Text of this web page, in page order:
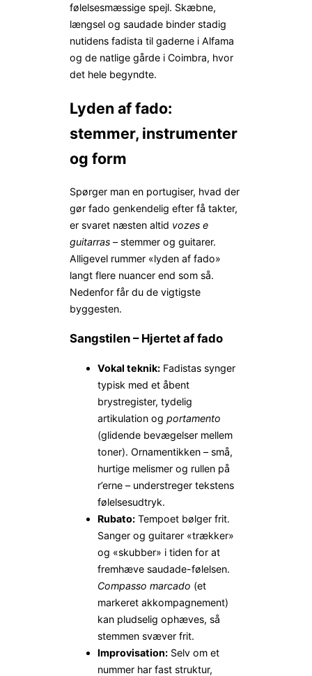
følelsesmæssige spejl. Skæbne,
længsel og saudade binder stadig
nutidens fadista til gaderne i Alfama
og de natlige gårde i Coimbra, hvor
det hele begyndte.
Lyden af fado:
stemmer, instrumenter
og form
Spørger man en portugiser, hvad der
gør fado genkendelig efter få takter,
er svaret næsten altid vozes e
guitarras – stemmer og guitarer.
Alligevel rummer «lyden af fado»
langt flere nuancer end som så.
Nedenfor får du de vigtigste
byggesten.
Sangstilen – Hjertet af fado
Vokal teknik: Fadistas synger
typisk med et åbent
brystregister, tydelig
artikulation og portamento
(glidende bevægelser mellem
toner). Ornamentikken – små,
hurtige melismer og rullen på
r’erne – understreger tekstens
følelsesudtryk.
Rubato: Tempoet bølger frit.
Sanger og guitarer «trækker»
og «skubber» i tiden for at
fremhæve saudade-følelsen.
Compasso marcado (et
markeret akkompagnement)
kan pludselig ophæves, så
stemmen svæver frit.
Improvisation: Selv om et
nummer har fast struktur,